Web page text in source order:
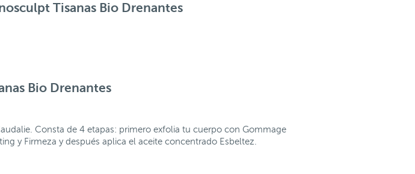
Tisanas Bio Drenantes
Bio Drenantes
Consta de 4 etapas: primero exfolia tu cuerpo con Gommage
y Firmeza y después aplica el aceite concentrado Esbeltez.